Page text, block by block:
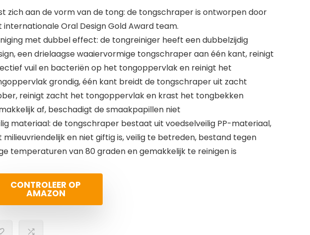
zich aan de vorm van de tong: de tongschraper is ontworpen door
internationale Oral Design Gold Award team.
met dubbel effect: de tongreiniger heeft een dubbelzijdig
een drielaagse waaiervormige tongschraper aan één kant, reinigt
vuil en bacteriën op het tongoppervlak en reinigt het
grondig, één kant breidt de tongschraper uit zacht
reinigt zacht het tongoppervlak en krast het tongbekken
af, beschadigt de smaakpapillen niet
materiaal: de tongschraper bestaat uit voedselveilig PP-materiaal,
milieuvriendelijk en niet giftig is, veilig te betreden, bestand tegen
temperaturen van 80 graden en gemakkelijk te reinigen is
CONTROLEER OP
AMAZON